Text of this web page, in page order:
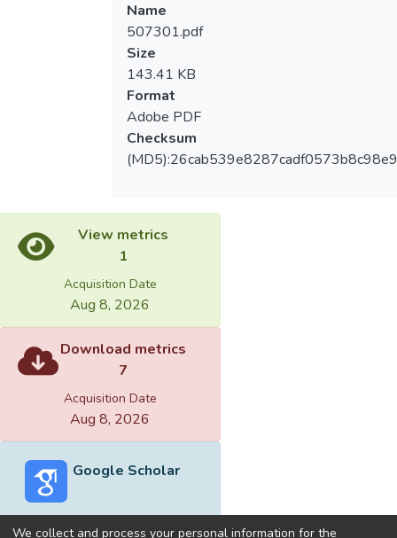
Name
507301.pdf
Size
143.41 KB
Format
Adobe PDF
Checksum
View metrics
1
Acquisition Date
Aug 8, 2026
Download metrics
7
Acquisition Date
Aug 8, 2026
Google Scholar
We collect and process your personal information for the